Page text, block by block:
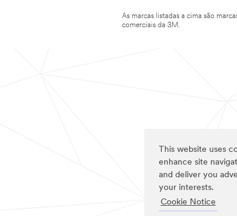
This website uses
enhance site
and deliver you
your interests.
Cookie Notice
As marcas listadas a cima são
comerciais da 3M.